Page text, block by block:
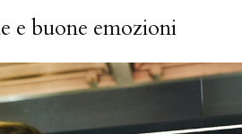
e buone emozioni